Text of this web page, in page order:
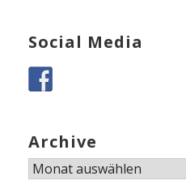
Social Media
Archive
Archive